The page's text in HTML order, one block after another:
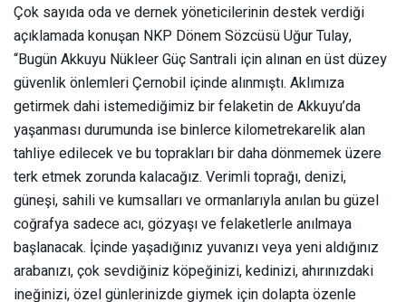
Çok sayıda oda ve dernek yöneticilerinin destek verdiği
açıklamada konuşan NKP Dönem Sözcüsü Uğur Tulay,
“Bugün Akkuyu Nükleer Güç Santrali için alınan en üst düzey
güvenlik önlemleri Çernobil içinde alınmıştı. Aklımıza
getirmek dahi istemediğimiz bir felaketin de Akkuyu’da
yaşanması durumunda ise binlerce kilometrekarelik alan
tahliye edilecek ve bu toprakları bir daha dönmemek üzere
terk etmek zorunda kalacağız. Verimli toprağı, denizi,
güneşi, sahili ve kumsalları ve ormanlarıyla anılan bu güzel
coğrafya sadece acı, gözyaşı ve felaketlerle anılmaya
başlanacak. İçinde yaşadığınız yuvanızı veya yeni aldığınız
arabanızı, çok sevdiğiniz köpeğinizi, kedinizi, ahırınızdaki
ineğinizi, özel günlerinizde giymek için dolapta özenle